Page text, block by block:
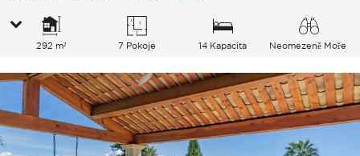
292 m² 7 Pokoje 14 Kapacita Neomezeně Moře